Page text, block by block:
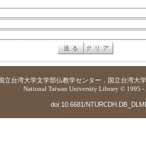
立台湾大学文学部仏教学センター ． 国立台湾大
National Taiwan University Library © 1995 -
doi:10.6681/